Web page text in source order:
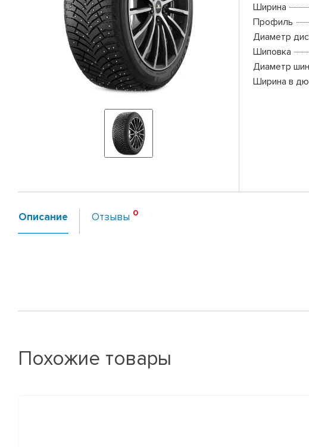
Ширина
Профиль
Диаметр
Шиповка
Диаметр
Ширина в
Описание Отзывы
Похожие товары